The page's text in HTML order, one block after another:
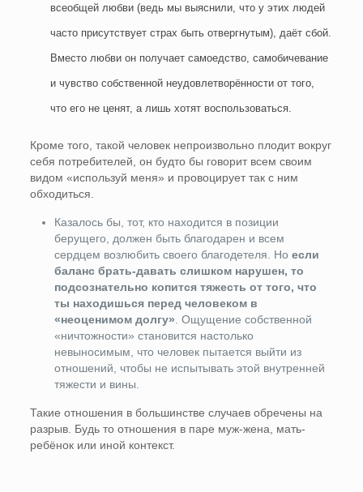
всеобщей любви (ведь мы выяснили, что у этих людей
часто присутствует страх быть отвергнутым), даёт сбой.
Вместо любви он получает самоедство, самобичевание
и чувство собственной неудовлетворённости от того,
что его не ценят, а лишь хотят воспользоваться.
Кроме того, такой человек непроизвольно плодит вокруг
себя потребителей, он будто бы говорит всем своим
видом «используй меня» и провоцирует так с ним
обходиться.
Казалось бы, тот, кто находится в позиции
берущего, должен быть благодарен и всем
сердцем возлюбить своего благодетеля. Но если
баланс брать-давать слишком нарушен, то
подсознательно копится тяжесть от того, что
ты находишься перед человеком в
«неоценимом долгу» . Ощущение собственной
«ничтожности» становится настолько
невыносимым, что человек пытается выйти из
отношений, чтобы не испытывать этой внутренней
тяжести и вины.
Такие отношения в большинстве случаев обречены на
разрыв. Будь то отношения в паре муж-жена, мать-
ребёнок или иной контекст.